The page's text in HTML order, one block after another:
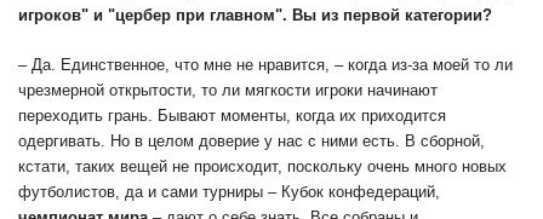
игроков" и "цербер при главном". Вы из первой категории?
– Да. Единственное, что мне не нравится, – когда из-за моей то ли
чрезмерной открытости, то ли мягкости игроки начинают
переходить грань. Бывают моменты, когда их приходится
одергивать. Но в целом доверие у нас с ними есть. В сборной,
кстати, таких вещей не происходит, поскольку очень много новых
футболистов, да и сами турниры – Кубок конфедераций,